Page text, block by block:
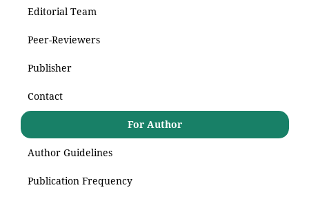
Editorial Team
Peer-Reviewers
Publisher
Contact
For Author
Author Guidelines
Publication Frequency